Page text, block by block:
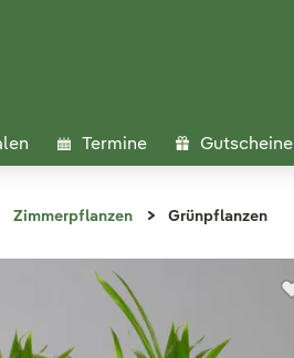
Termine Gutscheine
Zimmerpflanzen Grünpflanzen